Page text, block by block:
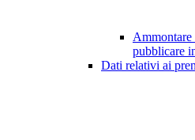
Ammontare
pubblicare
Dati relativi ai